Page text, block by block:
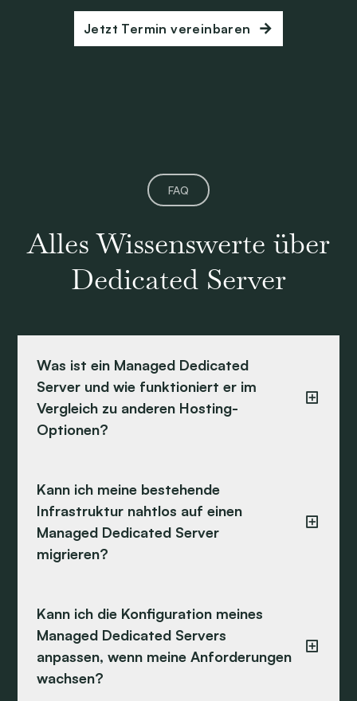
Jetzt Termin vereinbaren
FAQ
Alles Wissenswerte über
Dedicated Server
Was ist ein Managed Dedicated
Server und wie funktioniert er im
Vergleich zu anderen Hosting-
Optionen?
Kann ich meine bestehende
Infrastruktur nahtlos auf einen
Managed Dedicated Server
migrieren?
Kann ich die Konfiguration meines
Managed Dedicated Servers
anpassen, wenn meine Anforderungen
wachsen?